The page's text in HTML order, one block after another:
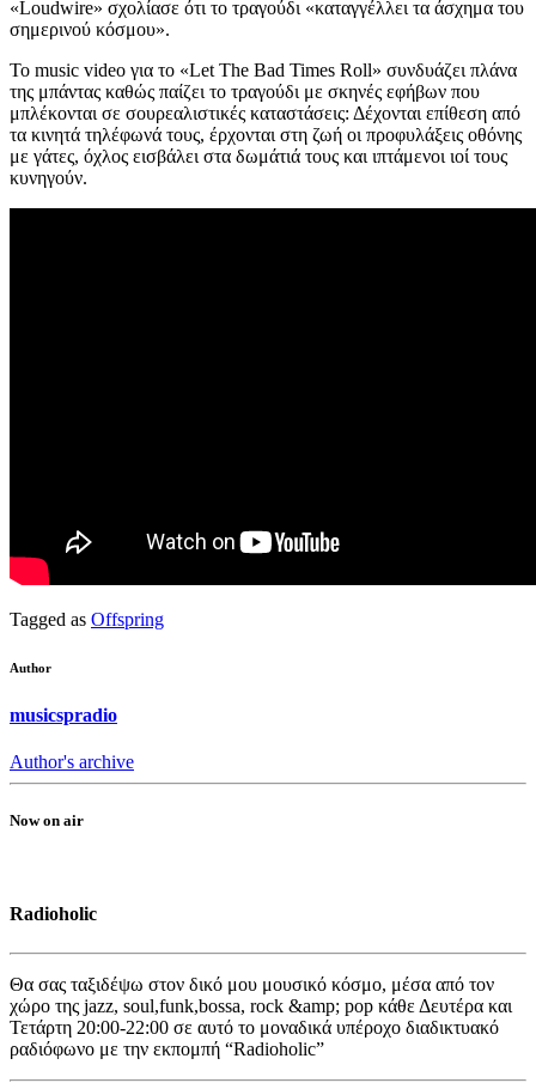
«Loudwire» σχολίασε ότι το τραγούδι «καταγγέλλει τα άσχημα του
σημερινού κόσμου».
Το music video για το «Let The Bad Times Roll» συνδυάζει πλάνα
της μπάντας καθώς παίζει το τραγούδι με σκηνές εφήβων που
μπλέκονται σε σουρεαλιστικές καταστάσεις: Δέχονται επίθεση από
τα κινητά τηλέφωνά τους, έρχονται στη ζωή οι προφυλάξεις οθόνης
με γάτες, όχλος εισβάλει στα δωμάτιά τους και ιπτάμενοι ιοί τους
κυνηγούν.
Tagged as Offspring
Author
musicspradio
Author's archive
Now on air
Radioholic
Θα σας ταξιδέψω στον δικό μου μουσικό κόσμο, μέσα από τον
χώρο της jazz, soul,funk,bossa, rock &amp; pop κάθε Δευτέρα και
Τετάρτη 20:00-22:00 σε αυτό το μοναδικά υπέροχο διαδικτυακό
ραδιόφωνο με την εκπομπή “Radioholic”